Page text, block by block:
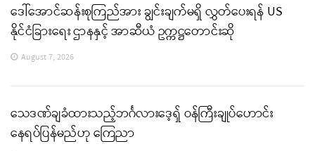
ဒေါ်အောင်ဆန်းစုကြည်အား ချွင်းချက်မရှိ လွှတ်ပေးရန် US
နိုင်ငံခြားရေး ဌာနနှင့် အာဆီယံ ဥက္ကဋ္ဌတောင်းဆို
August 7, 2026
သေဒဏ်ချခံထားသည့်ဘင်္ဂလားဒေ့ရှ် ဝန်ကြီးချုပ်ဟောင်း
နေရပ်ပြန်မည်ဟု ကြေညာ